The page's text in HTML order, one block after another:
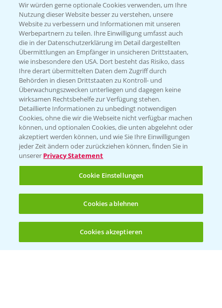
(noch 4)
Hilfe in Notfällen
T.+49 (0)214/30-20220
Folgen Sie uns
Allgemeine Nutzungsbedingungen
Datenschutzerklärung
Impressum
Gebrauchshinweise
© Bayer CropScience Deutschland GmbH
Wir würden gerne optionale Cookies verwenden, um Ihre
Nutzung dieser Website besser zu verstehen, unsere
Website zu verbessern und Informationen mit unseren
Werbepartnern zu teilen. Ihre Einwilligung umfasst auch
die in der Datenschutzerklärung im Detail dargestellten
Übermittlungen an Empfänger in unsicheren Drittstaaten,
wie insbesondere den USA. Dort besteht das Risiko, dass
Ihre derart übermittelten Daten dem Zugriff durch
Behörden in diesen Drittstaaten zu Kontroll- und
Überwachungszwecken unterliegen und dagegen keine
wirksamen Rechtsbehelfe zur Verfügung stehen.
Detaillierte Informationen zu unbedingt notwendigen
Cookies, ohne die wir die Webseite nicht verfügbar machen
können, und optionalen Cookies, die unten abgelehnt oder
akzeptiert werden können, und wie Sie Ihre Einwilligungen
jeder Zeit ändern oder zurückziehen können, finden Sie in
unserer Privacy Statement
Cookie Einstellungen
Cookies ablehnen
Cookies akzeptieren